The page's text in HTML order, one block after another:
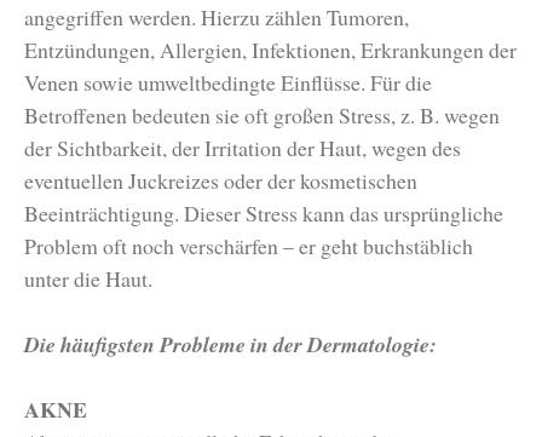
angegriffen werden. Hierzu zählen Tumoren,
Entzündungen, Allergien, Infektionen, Erkrankungen der
Venen sowie umweltbedingte Einflüsse. Für die
Betroffenen bedeuten sie oft großen Stress, z. B. wegen
der Sichtbarkeit, der Irritation der Haut, wegen des
eventuellen Juckreizes oder der kosmetischen
Beeinträchtigung. Dieser Stress kann das ursprüngliche
Problem oft noch verschärfen – er geht buchstäblich
unter die Haut.
Die häufigsten Probleme in der Dermatologie:
AKNE